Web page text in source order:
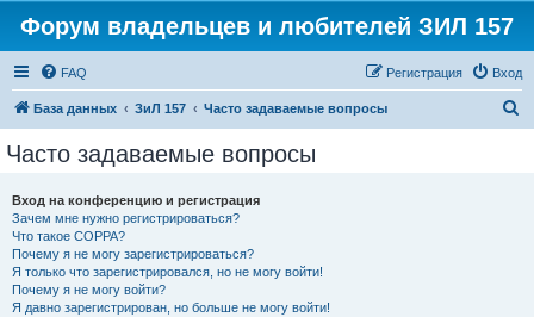
Форум владельцев и любителей ЗИЛ 157
FAQ Вход
Регистрация
База данных ЗиЛ 157 Часто задаваемые вопросы
Часто задаваемые вопросы
Вход на конференцию и регистрация
Зачем мне нужно регистрироваться?
Что такое COPPA?
Почему я не могу зарегистрироваться?
Я только что зарегистрировался, но не могу войти!
Почему я не могу войти?
Я давно зарегистрирован, но больше не могу войти!